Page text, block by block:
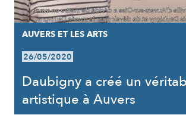
AUVERS ET LES ARTS
26/05/2020
Daubigny a créé un
artistique à Auvers